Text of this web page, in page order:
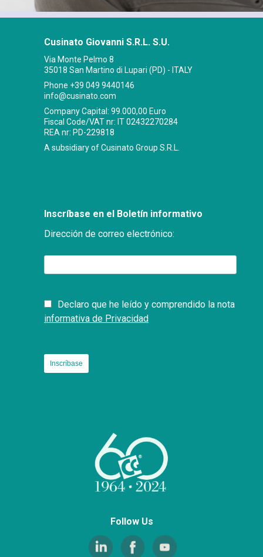
Cusinato Giovanni S.R.L. S.U.
Via Monte Pelmo 8
35018 San Martino di Lupari (PD) - ITALY
Phone +39 049 9440146
info@cusinato.com
Company Capital: 99.000,00 Euro
Fiscal Code/VAT nr: IT 02432270284
REA nr: PD-229818
A subsidiary of Cusinato Group S.R.L.
Inscríbase en el Boletín informativo
Dirección de correo electrónico:
Declaro que he leído y comprendido la nota
informativa de Privacidad
Follow Us